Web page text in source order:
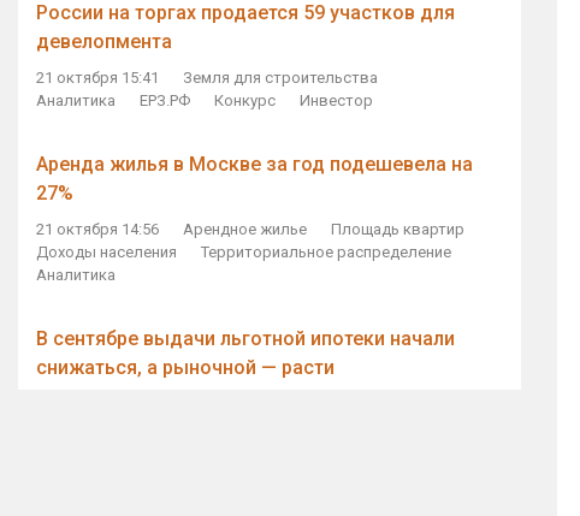
России на торгах продается 59 участков для
девелопмента
21 октября 15:41
Земля для строительства
Аналитика
ЕРЗ.РФ Конкурс Инвестор
Аренда жилья в Москве за год подешевела на
27%
21 октября 14:56 Арендное жилье
Площадь квартир
Доходы населения
Территориальное распределение
Аналитика
В сентябре выдачи льготной ипотеки начали
снижаться, а рыночной — расти